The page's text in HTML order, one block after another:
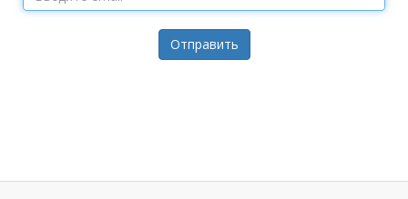
Отправить